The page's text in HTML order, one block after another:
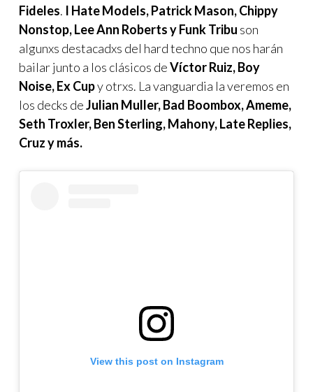
Fideles. I Hate Models, Patrick Mason, Chippy
Nonstop, Lee Ann Roberts y Funk Tribu son
algunxs destacadxs del hard techno que nos harán
bailar junto a los clásicos deVíctor Ruiz, Boy
Noise, Ex Cupy otrxs. La vanguardia la veremos en
los decks deJulian Muller, Bad Boombox, Ameme,
Seth Troxler, Ben Sterling, Mahony, Late Replies,
Cruz y más.
View this post on Instagram